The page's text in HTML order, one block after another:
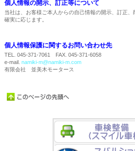
個人情報の開示、訂正等について
当社は、お客様ご本人からの自己情報の開示、訂正、
確実に応じます。
個人情報保護に関するお問い合わせ先
TEL. 045-371-7061 FAX. 045-371-6058
e-mail. namiki-m@namiki-m.com
有限会社 並美木モータース